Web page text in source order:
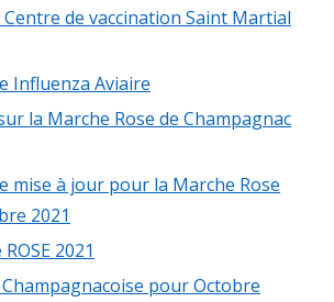
Centre de vaccination Saint Martial
Influenza Aviaire
la Marche Rose de Champagnac
mise à jour pour la Marche Rose
2021
2021
pour Octobre